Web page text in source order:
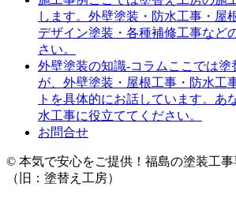
します。外壁塗装・防水工事・屋
デザイン塗装・各種補修工事など
さい。
外壁塗装の知識-コラム ここでは塗
が、外壁塗装・屋根工事・防水工
トを具体的にお話しています。あ
水工事に役立ててください。
お問合せ
© 本気で安心をご提供！福島の塗装工
（旧：塗替え工房）